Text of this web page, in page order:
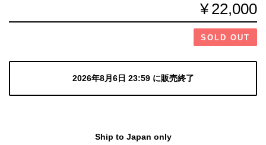
¥22,000
SOLD OUT
2026年8月6日 23:59 に販売終了
Ship to Japan only